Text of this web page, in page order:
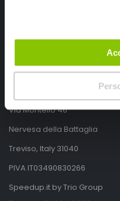
Via Montello 46
Nervesa della Battaglia
Treviso, Italy 31040
PIVA IT03490830266
Speedup.it by Trio Group